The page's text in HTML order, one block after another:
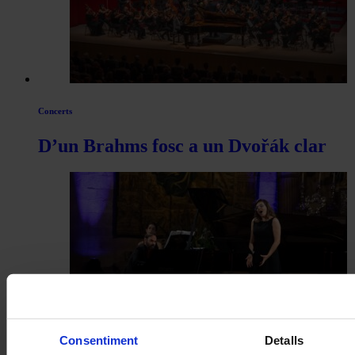
Consentiment Detalls
Concerts
D’un Brahms fosc a un Dvořák clar
Concerts